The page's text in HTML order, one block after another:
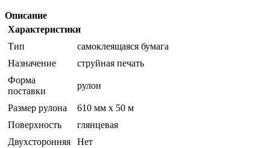
Описание
Характеристики
Тип
самоклеящаяся бумага
Назначение
струйная печать
Форма
поставки
рулон
Размер рулона
610 мм x 50 м
Поверхность
глянцевая
Двухсторонняя
Нет